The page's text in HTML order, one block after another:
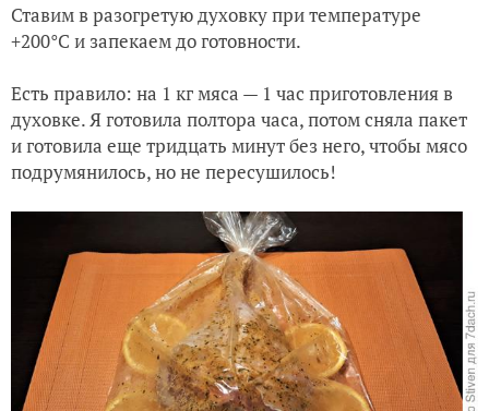
Ставим в разогретую духовку при температуре
+200°С и запекаем до готовности.
Есть правило: на 1 кг мяса — 1 час приготовления в
духовке. Я готовила полтора часа, потом сняла пакет
и готовила еще тридцать минут без него, чтобы мясо
подрумянилось, но не пересушилось!